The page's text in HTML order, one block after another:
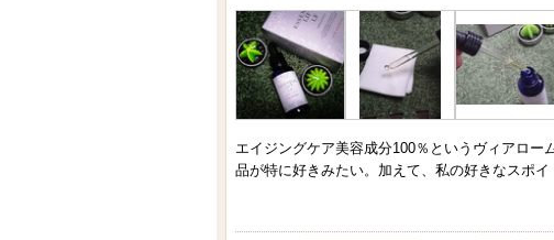
さ
て
い
ま
す
0
人
以
上
メ
エイジングケア美容成分100％というヴィアロ
品が特に好きみたい。加えて、私の好きなスポ